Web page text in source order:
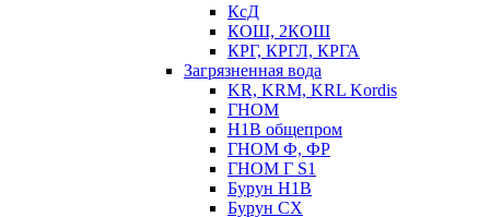
КсД
КОШ, 2КОШ
КРГ, КРГЛ, КРГА
Загрязненная вода
KR, KRM, KRL Kordis
ГНОМ
Н1В общепром
ГНОМ Ф, ФР
ГНОМ Г S1
Бурун Н1В
Бурун СХ